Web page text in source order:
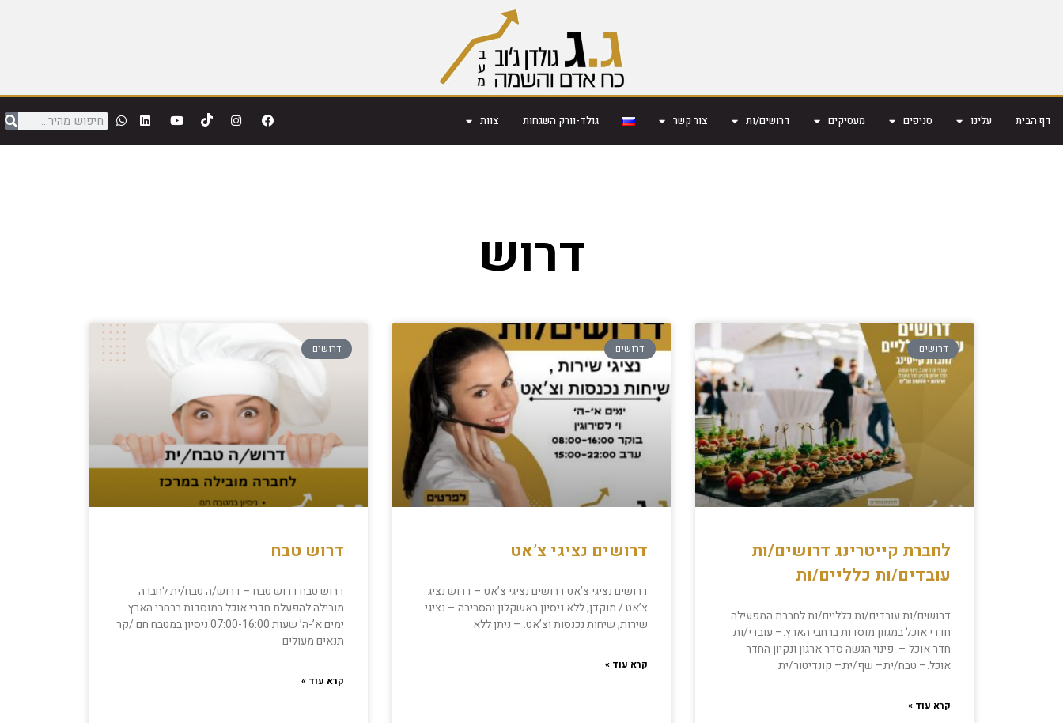
דף הבית עלינו סניפים מעסיקים דרושים/ות צור קשר גולד-וורק השגחות צוות
דרוש
דרושים
לחברת קייטרינג דרושים/ות
עובדים/ות כלליים/ות
דרושים/ות עובדים/ות כלליים/ות לחברת המפעילה
חדרי אוכל במגוון מוסדות ברחבי הארץ.– עובדי/ות
חדר אוכל – פינוי הגשה סדר ארגון ונקיון החדר
אוכל.– טבח/ית– שף/ית– קונדיטור/ית
קרא עוד »
דרושים
דרושים נציגי צ’אט
דרושים נציגי צ’אט דרושים נציגי צ’אט – דרוש נציג
צ’אט / מוקדן, ללא ניסיון באשקלון והסביבה – נציגי
שירות, שיחות נכנסות וצ’אט. – ניתן ללא
קרא עוד »
דרושים
דרוש טבח
דרוש טבח דרוש טבח – דרוש/ה טבח/ית לחברה
מובילה להפעלת חדרי אוכל במוסדות ברחבי הארץ
ימים א’-ה’ שעות 07:00-16:00 ניסיון במטבח חם /קר
תנאים מעולים
קרא עוד »